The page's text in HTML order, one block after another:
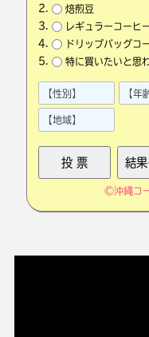
焙煎豆
レギュラーコーヒ
ドリップバッグコ
特に買いたいと思
©沖縄コ